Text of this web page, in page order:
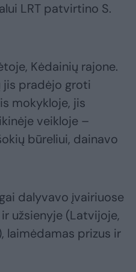
LRT patvirtino S.
Kėdainių rajone.
jis pradėjo groti
mokykloje, jis
veikloje –
būreliui, dainavo
dalyvavo įvairiuose
užsienyje (Latvijoje,
laimėdamas prizus ir